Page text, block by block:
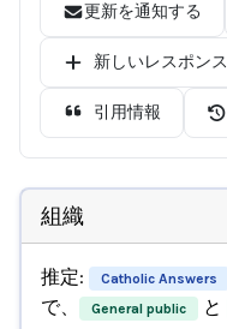
更新を通知する
新しいレスポンス
引用情報
組織
推定: Catholic Answers
で、
General public と